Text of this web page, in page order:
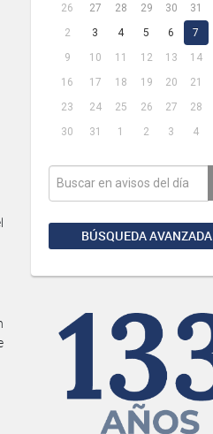
26 27 28 29 30 31
2
3 4 5 6 7
9
10 11 12 13 14
16
17 18 19 20 21
23
24 25 26 27 28
30
31 1 2 3 4
BÚSQUEDA AVANZADA